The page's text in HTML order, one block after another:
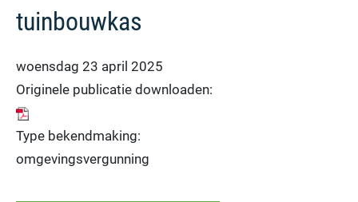
tuinbouwkas
woensdag 23 april 2025
Originele publicatie downloaden:
Type bekendmaking:
omgevingsvergunning